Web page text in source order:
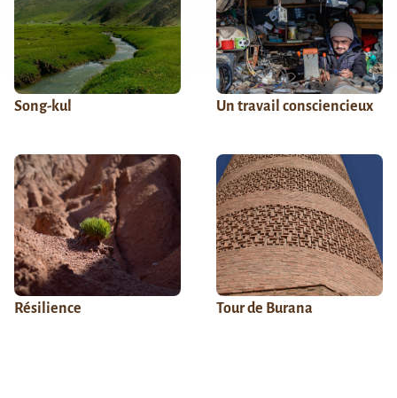
Song-kul Un travail consciencieux
Résilience Tour de Burana